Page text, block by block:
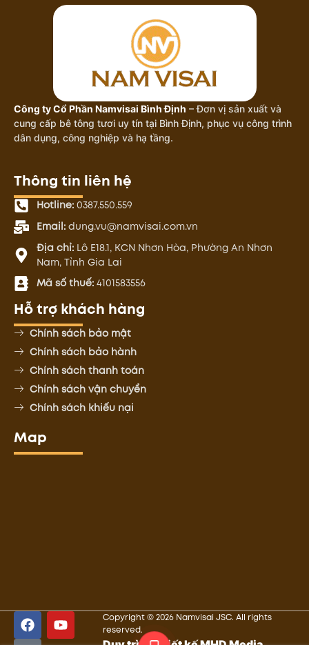
Công ty Cổ Phần Namvisai Bình Định – Đơn vị sản xuất và
cung cấp bê tông tươi uy tín tại Bình Định, phục vụ công trình
dân dụng, công nghiệp và hạ tầng.
Thông tin liên hệ
Hotline:0387.550.559
Email:dung.vu@namvisai.com.vn
Địa chỉ:Lô E18.1, KCN Nhơn Hòa, Phường An Nhơn
Nam, Tỉnh Gia Lai
Mã số thuế:4101583556
Hỗ trợ khách hàng
Chính sách bảo mật
Chính sách bảo hành
Chính sách thanh toán
Chính sách vận chuyển
Chính sách khiếu nại
Map
Copyright © 2026 Namvisai JSC. All rights
reserved.